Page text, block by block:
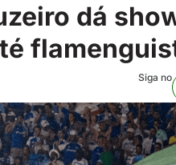
dá
Siga no